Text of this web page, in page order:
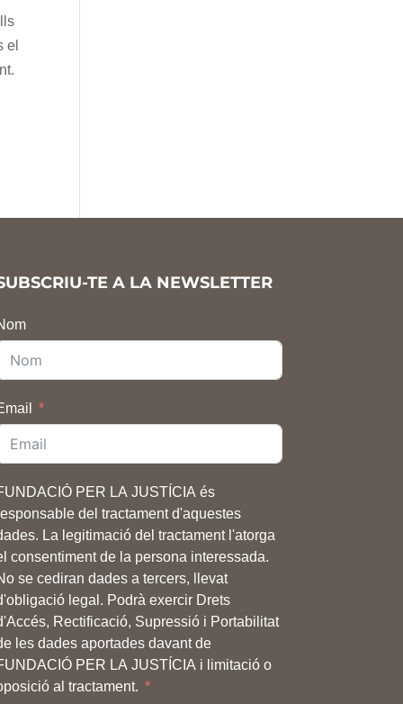
el
TE A LA NEWSLETTER
PER LA JUSTÍCIA és
del tractament d'aquestes
La legitimació del tractament l'atorga
consentiment de la persona interessada.
se cediran dades a tercers, llevat
legal. Podrà exercir Drets
Rectificació, Supressió i Portabilitat
les dades aportades davant de
PER LA JUSTÍCIA i limitació o
al tractament.